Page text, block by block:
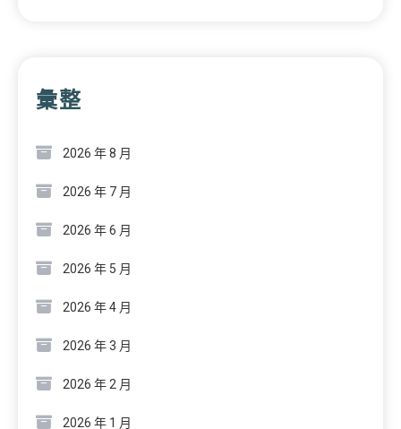
彙整
2026 年 8 月
2026 年 7 月
2026 年 6 月
2026 年 5 月
2026 年 4 月
2026 年 3 月
2026 年 2 月
2026 年 1 月